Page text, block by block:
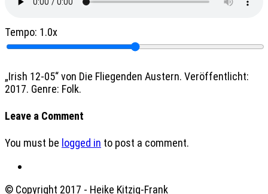
Tempo: 1.0x
„Irish 12-05“ von Die Fliegenden Austern. Veröffentlicht:
2017. Genre: Folk.
Leave a Comment
You must be logged in to post a comment.
© Copyright 2017 - Heike Kitzig-Frank